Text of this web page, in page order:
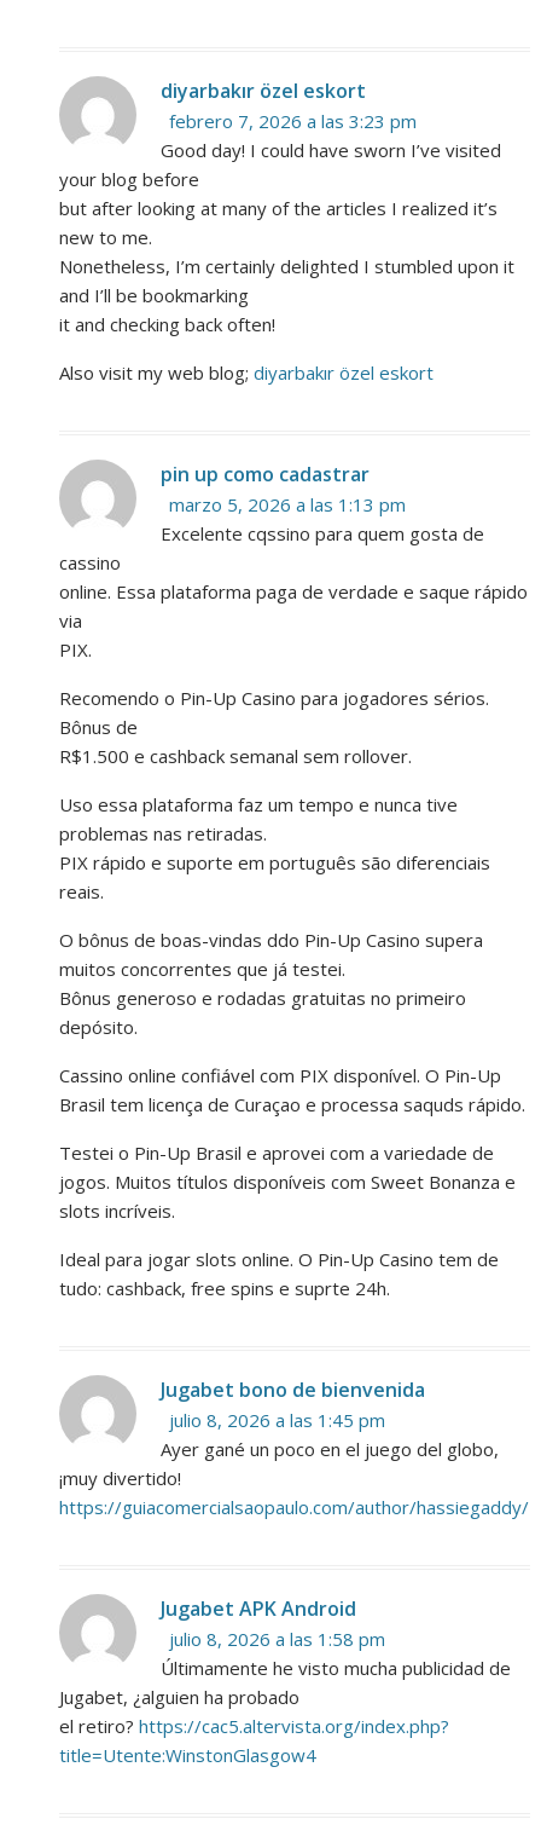
diyarbakır özel eskort
febrero 7, 2026 a las 3:23 pm
Good day! I could have sworn I’ve visited
your blog before
but after looking at many of the articles I realized it’s
new to me.
Nonetheless, I’m certainly delighted I stumbled upon it
and I’ll be bookmarking
it and checking back often!
Also visit my web blog;diyarbakır özel eskort
pin up como cadastrar
marzo 5, 2026 a las 1:13 pm
Excelente cqssino para quem gosta de
cassino
online. Essa plataforma paga de verdade e saque rápido
via
PIX.
Recomendo o Pin-Up Casino para jogadores sérios.
Bônus de
R$1.500 e cashback semanal sem rollover.
Uso essa plataforma faz um tempo e nunca tive
problemas nas retiradas.
PIX rápido e suporte em português são diferenciais
reais.
O bônus de boas-vindas ddo Pin-Up Casino supera
muitos concorrentes que já testei.
Bônus generoso e rodadas gratuitas no primeiro
depósito.
Cassino online confiável com PIX disponível. O Pin-Up
Brasil tem licença de Curaçao e processa saquds rápido.
Testei o Pin-Up Brasil e aprovei com a variedade de
jogos. Muitos títulos disponíveis com Sweet Bonanza e
slots incríveis.
Ideal para jogar slots online. O Pin-Up Casino tem de
tudo: cashback, free spins e suprte 24h.
Jugabet bono de bienvenida
julio 8, 2026 a las 1:45 pm
Ayer gané un poco en el juego del globo,
¡muy divertido!
https://guiacomercialsaopaulo.com/author/hassiegaddy/
Jugabet APK Android
julio 8, 2026 a las 1:58 pm
Últimamente he visto mucha publicidad de
Jugabet, ¿alguien ha probado
el retiro?https://cac5.altervista.org/index.php?
title=Utente:WinstonGlasgow4